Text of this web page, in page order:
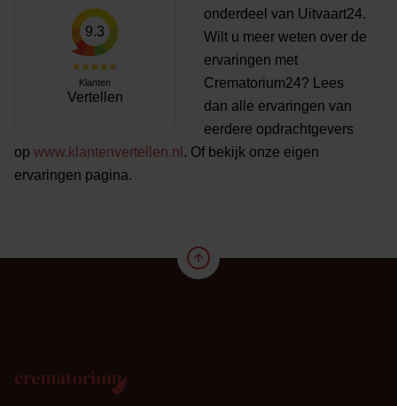
9.3
Klanten
Vertellen
onderdeel van Uitvaart24.
Wilt u meer weten over de
ervaringen met
Crematorium24? Lees
dan alle ervaringen van
eerdere opdrachtgevers
op www.klantenvertellen.nl . Of bekijk onze eigen
ervaringen pagina.